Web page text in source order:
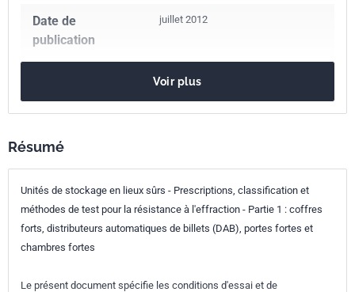
Date de
publication
juillet 2012
Référence
Codes ICS
13.310 Protection contre les crimes
Indice de
classement
K20-001-1
Numéro de tirage
Voir plus
Résumé
Unités de stockage en lieux sûrs - Prescriptions, classification et
méthodes de test pour la résistance à l'effraction - Partie 1 : coffres
forts, distributeurs automatiques de billets (DAB), portes fortes et
chambres fortes
Le présent document spécifie les conditions d'essai et de